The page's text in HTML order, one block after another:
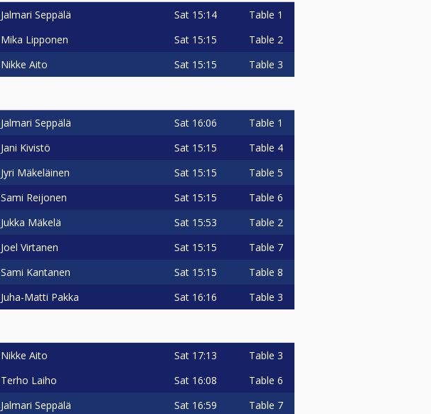
Jalmari Seppälä Sat 15:14 Table 1
Mika Lipponen Sat 15:15 Table 2
Nikke Aito Sat 15:15 Table 3
Jalmari Seppälä Sat 16:06 Table 1
Jani Kivistö Sat 15:15 Table 4
Jyri Mäkeläinen Sat 15:15 Table 5
Sami Reijonen Sat 15:15 Table 6
Jukka Mäkelä Sat 15:53 Table 2
Joel Virtanen Sat 15:15 Table 7
Sami Kantanen Sat 15:15 Table 8
Juha-Matti Pakka Sat 16:16 Table 3
Nikke Aito Sat 17:13 Table 3
Terho Laiho Sat 16:08 Table 6
Jalmari Seppälä Sat 16:59 Table 7